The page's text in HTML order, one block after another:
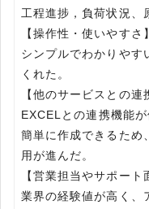
工程進捗，負荷状況、
【操作性・使いやすさ】
シンプルでわかりやす
くれた。
【他のサービスとの連
EXCELとの連携機能
簡単に作成できるため
用が進んだ。
【営業担当やサポート
業界の経験値が高く、